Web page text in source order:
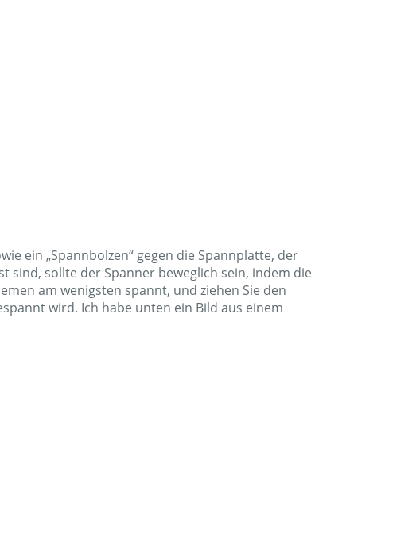
ein „Spannbolzen“ gegen die Spannplatte, der
sind, sollte der Spanner beweglich sein, indem die
am wenigsten spannt, und ziehen Sie den
wird. Ich habe unten ein Bild aus einem